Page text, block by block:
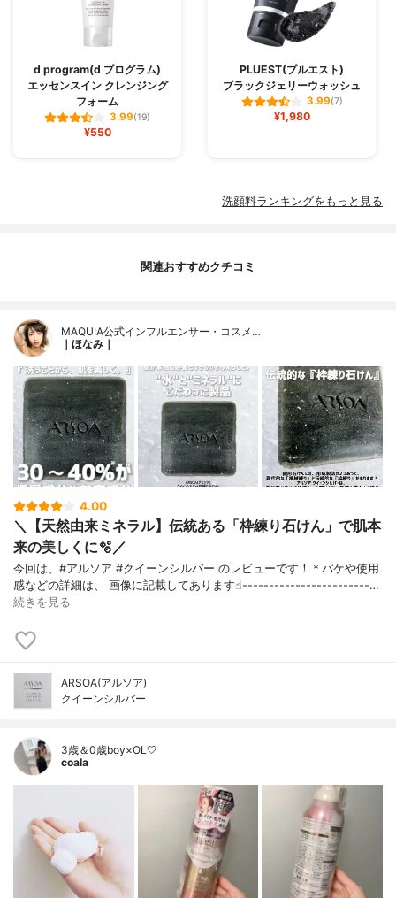
d program(d プログラム)
エッセンスイン クレンジング
フォーム
3.99(19)
¥550
PLUEST(プルエスト)
ブラックジェリーウォッシュ
3.99(7)
¥1,980
洗顔料ランキングをもっと見る
関連おすすめクチコミ
MAQUIA公式インフルエンサー・コスメ…
｜ほなみ｜
4.00
＼【天然由来ミネラル】伝統ある「枠練り石けん」で肌本
来の美しくに🫧／
今回は、#アルソア #クイーンシルバー のレビューです！＊パケや使用
感などの詳細は、 画像に記載してあります☝︎------------------------…
続きを見る
ARSOA(アルソア)
クイーンシルバー
3歳＆0歳boy×OL🤍
coala